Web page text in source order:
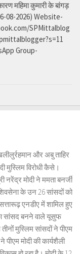
महिमा कुमारी के बांगड़
08-2026) Website-
SPMittalblog
Group-
और अबु ताहिर
मुस्लिम विरोधी कैसे।
नरेंद्र मोदी ने ममता बनर्जी
के उन 26 सांसदों को
एनडीए में शामिल हुए
सांसद बनने वाले यूसुफ
मुस्लिम सांसदों ने पीएम
पीएम मोदी की कार्यशैली